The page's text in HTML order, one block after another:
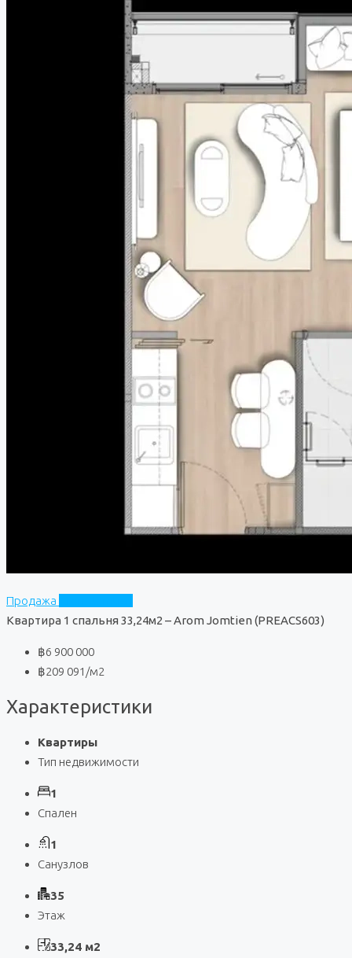
Продажа
Квартира 1 спальня 33,24м2 – Arom Jomtien (PREACS603)
฿6 900 000
฿209 091 /м2
Характеристики
Квартиры
Тип недвижимости
1
Спален
1
Санузлов
35
Этаж
33,24 м2